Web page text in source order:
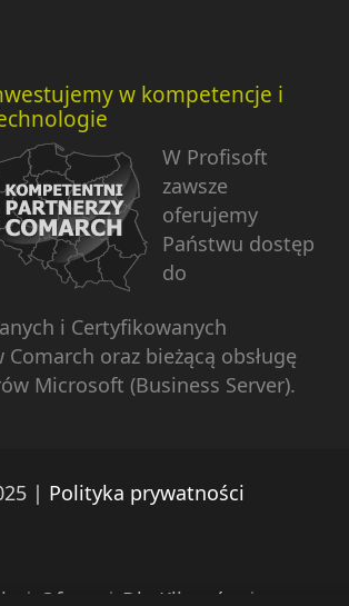
w kompetencje i
W Profisoft
zawsze
oferujemy
Państwu dostęp
do
i Certyfikowanych
oraz bieżącą obsługę
Microsoft (Business Server).
| Polityka prywatności
| Oferta | Dla Klientów |